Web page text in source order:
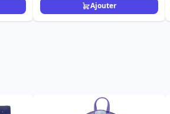
Ajouter